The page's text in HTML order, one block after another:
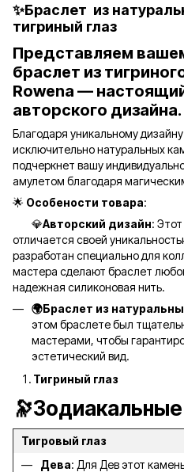
✨Браслет из
тигриный глаз
Представляем
браслет из
Rowena —
авторского дизайна.
Благодаря уникальному
исключительно натуральных
подчеркнет вашу
амулетом благодаря
🌟 Особености товара:
💎Авторский дизайн:
отличается своей
разработан специально для
мастера сделают браслет
надежная силиконовая нить.
🌍Браслет из
этом браслете был
мастерами, чтобы
эстетический вид.
Тигриный глаз
Тигровый глаз
Дева: Для Дев этот